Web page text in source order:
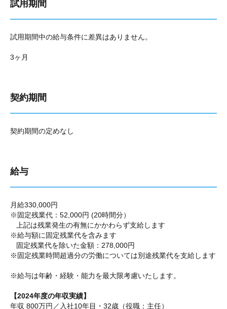
試用期間
試用期間中の給与条件に差異はありません。
3ヶ月
契約期間
契約期間の定めなし
給与
月給330,000円
※固定残業代：52,000円 (20時間分）
上記は残業発生の有無にかかわらず支給します
※給与額に固定残業代を含みます
固定残業代を除いた金額：278,000円
※固定残業時間超過分の労働については別途残業代を支給します
※給与は年齢・経験・能力を最大限考慮いたします。
【2024年度の年収実績】
年収 800万円／入社10年目・32歳（役職：主任）